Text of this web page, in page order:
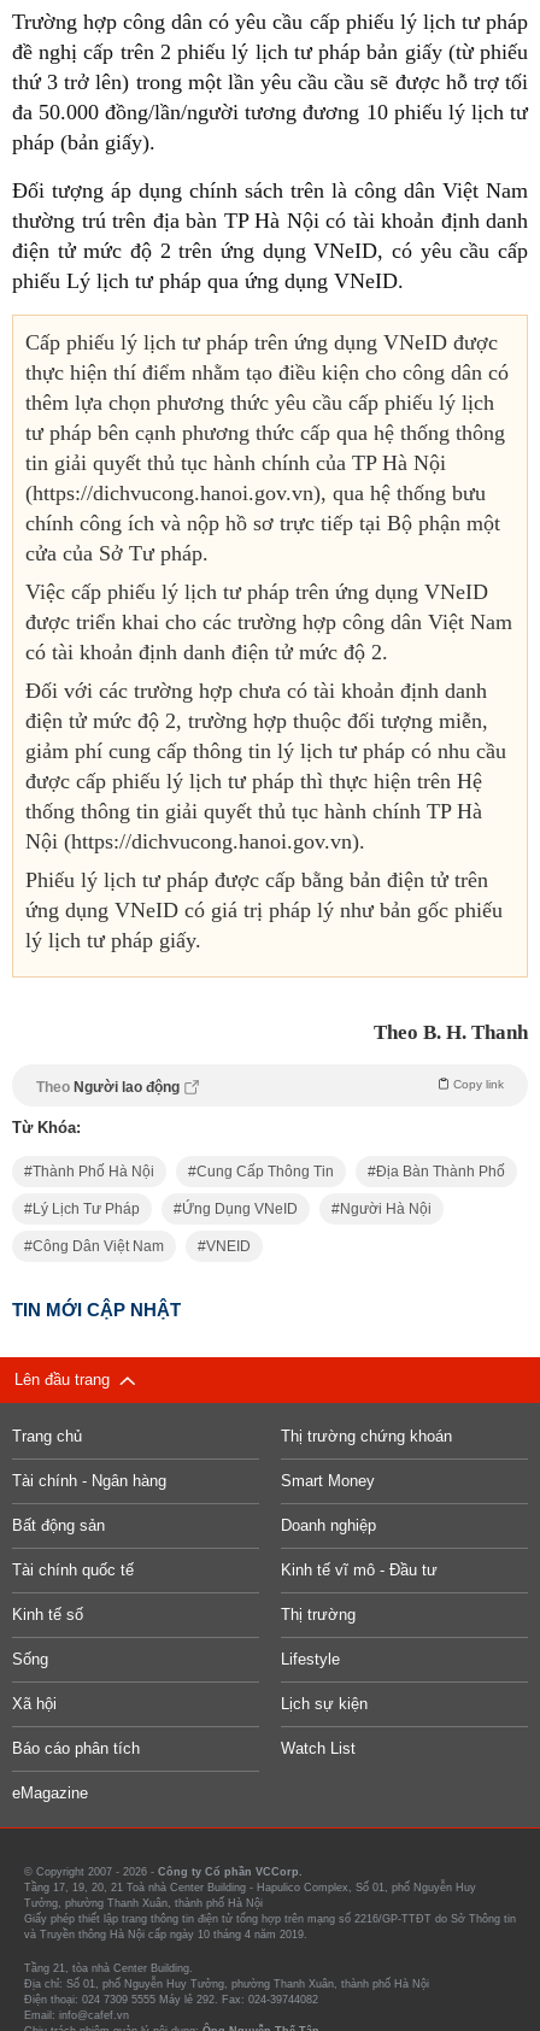
Trường hợp công dân có yêu cầu cấp phiếu lý lịch tư pháp
đề nghị cấp trên 2 phiếu lý lịch tư pháp bản giấy (từ phiếu
thứ 3 trở lên) trong một lần yêu cầu cầu sẽ được hỗ trợ tối
đa 50.000 đồng/lần/người tương đương 10 phiếu lý lịch tư
pháp (bản giấy).
Đối tượng áp dụng chính sách trên là công dân Việt Nam
thường trú trên địa bàn TP Hà Nội có tài khoản định danh
điện tử mức độ 2 trên ứng dụng VNeID, có yêu cầu cấp
phiếu Lý lịch tư pháp qua ứng dụng VNeID.
Cấp phiếu lý lịch tư pháp trên ứng dụng VNeID được
thực hiện thí điểm nhằm tạo điều kiện cho công dân có
thêm lựa chọn phương thức yêu cầu cấp phiếu lý lịch
tư pháp bên cạnh phương thức cấp qua hệ thống thông
tin giải quyết thủ tục hành chính của TP Hà Nội
(https://dichvucong.hanoi.gov.vn), qua hệ thống bưu
chính công ích và nộp hồ sơ trực tiếp tại Bộ phận một
cửa của Sở Tư pháp.
Việc cấp phiếu lý lịch tư pháp trên ứng dụng VNeID
được triển khai cho các trường hợp công dân Việt Nam
có tài khoản định danh điện tử mức độ 2.
Đối với các trường hợp chưa có tài khoản định danh
điện tử mức độ 2, trường hợp thuộc đối tượng miễn,
giảm phí cung cấp thông tin lý lịch tư pháp có nhu cầu
được cấp phiếu lý lịch tư pháp thì thực hiện trên Hệ
thống thông tin giải quyết thủ tục hành chính TP Hà
Nội (https://dichvucong.hanoi.gov.vn).
Phiếu lý lịch tư pháp được cấp bằng bản điện tử trên
ứng dụng VNeID có giá trị pháp lý như bản gốc phiếu
lý lịch tư pháp giấy.
Theo B. H. Thanh
Theo Người lao động Copy link
Từ Khóa:
Thành Phố Hà Nội Cung Cấp Thông Tin Địa Bàn Thành Phố
Lý Lịch Tư Pháp Ứng Dụng VNeID Người Hà Nội
Công Dân Việt Nam VNEID
TIN MỚI CẬP NHẬT
Lên đầu trang
Trang chủ Thị trường chứng khoán
Tài chính - Ngân hàng Smart Money
Bất động sản Doanh nghiệp
Tài chính quốc tế Kinh tế vĩ mô - Đầu tư
Kinh tế số Thị trường
Sống Lifestyle
Xã hội Lịch sự kiện
Báo cáo phân tích Watch List
eMagazine
© Copyright 2007 - 2026 - Công ty Cổ phần VCCorp.
Tầng 17, 19, 20, 21 Toà nhà Center Building - Hapulico Complex, Số 01, phố Nguyễn Huy
Tưởng, phường Thanh Xuân, thành phố Hà Nội
Giấy phép thiết lập trang thông tin điện tử tổng hợp trên mạng số 2216/GP-TTĐT do Sở Thông tin
và Truyền thông Hà Nội cấp ngày 10 tháng 4 năm 2019.
Tầng 21, tòa nhà Center Building.
Địa chỉ: Số 01, phố Nguyễn Huy Tưởng, phường Thanh Xuân, thành phố Hà Nội
Điện thoại: 024 7309 5555 Máy lẻ 292. Fax: 024-39744082
Email: info@cafef.vn